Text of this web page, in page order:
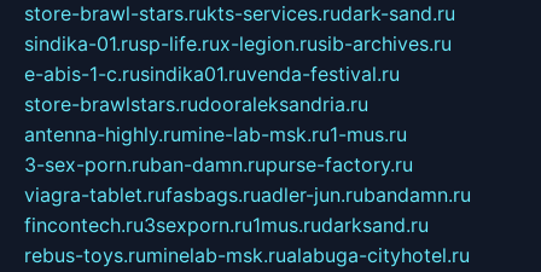
store-brawl-stars.rukts-services.rudark-sand.ru
sindika-01.rusp-life.rux-legion.rusib-archives.ru
e-abis-1-c.rusindika01.ruvenda-festival.ru
store-brawlstars.rudooraleksandria.ru
antenna-highly.rumine-lab-msk.ru1-mus.ru
3-sex-porn.ruban-damn.rupurse-factory.ru
viagra-tablet.rufasbags.ruadler-jun.rubandamn.ru
fincontech.ru3sexporn.ru1mus.rudarksand.ru
rebus-toys.ruminelab-msk.rualabuga-cityhotel.ru